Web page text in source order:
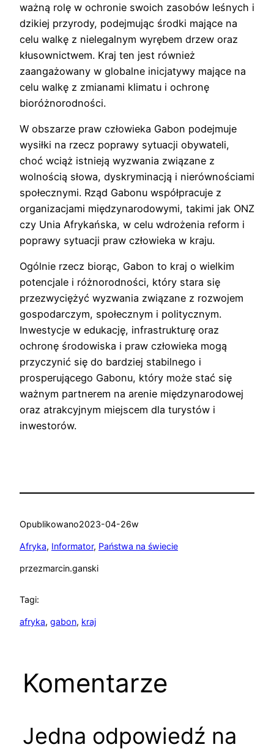
ważną rolę w ochronie swoich zasobów leśnych i
dzikiej przyrody, podejmując środki mające na
celu walkę z nielegalnym wyrębem drzew oraz
kłusownictwem. Kraj ten jest również
zaangażowany w globalne inicjatywy mające na
celu walkę z zmianami klimatu i ochronę
bioróżnorodności.
W obszarze praw człowieka Gabon podejmuje
wysiłki na rzecz poprawy sytuacji obywateli,
choć wciąż istnieją wyzwania związane z
wolnością słowa, dyskryminacją i nierównościami
społecznymi. Rząd Gabonu współpracuje z
organizacjami międzynarodowymi, takimi jak ONZ
czy Unia Afrykańska, w celu wdrożenia reform i
poprawy sytuacji praw człowieka w kraju.
Ogólnie rzecz biorąc, Gabon to kraj o wielkim
potencjale i różnorodności, który stara się
przezwyciężyć wyzwania związane z rozwojem
gospodarczym, społecznym i politycznym.
Inwestycje w edukację, infrastrukturę oraz
ochronę środowiska i praw człowieka mogą
przyczynić się do bardziej stabilnego i
prosperującego Gabonu, który może stać się
ważnym partnerem na arenie międzynarodowej
oraz atrakcyjnym miejscem dla turystów i
inwestorów.
Opublikowano2023-04-26w
Afryka, Informator, Państwa na świecie
przezmarcin.ganski
Tagi:
afryka, gabon, kraj
Komentarze
Jedna odpowiedź na